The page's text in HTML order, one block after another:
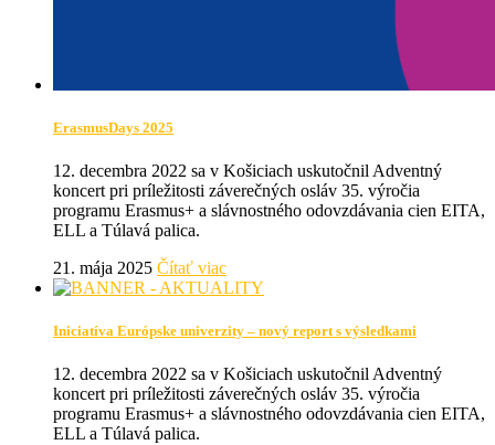
ErasmusDays 2025
12. decembra 2022 sa v Košiciach uskutočnil Adventný
koncert pri príležitosti záverečných osláv 35. výročia
programu Erasmus+ a slávnostného odovzdávania cien EITA,
ELL a Túlavá palica.
21. mája 2025 Čítať viac
Iniciatíva Európske univerzity – nový report s výsledkami
12. decembra 2022 sa v Košiciach uskutočnil Adventný
koncert pri príležitosti záverečných osláv 35. výročia
programu Erasmus+ a slávnostného odovzdávania cien EITA,
ELL a Túlavá palica.